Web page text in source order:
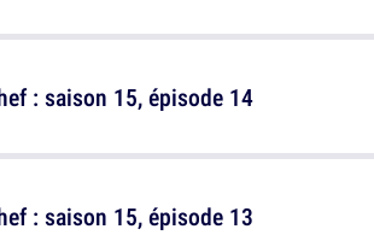
: saison 15, épisode 13
: saison 15, épisode 14